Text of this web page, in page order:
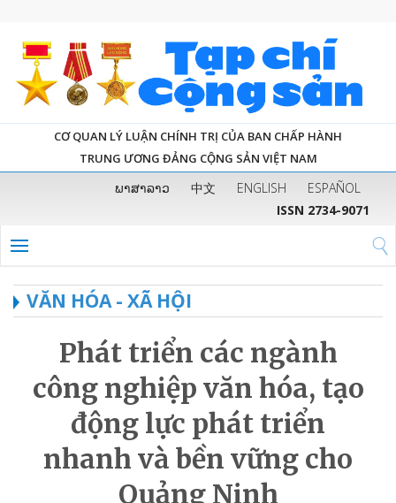
CƠ QUAN LÝ LUẬN CHÍNH TRỊ CỦA BAN CHẤP HÀNH
TRUNG ƯƠNG ĐẢNG CỘNG SẢN VIỆT NAM
ພາສາລາວ 中文 ENGLISH
ESPAÑOL
ISSN 2734-9071
VĂN HÓA - XÃ HỘI
Phát triển các ngành
công nghiệp văn hóa, tạo
động lực phát triển
nhanh và bền vững cho
Quảng Ninh